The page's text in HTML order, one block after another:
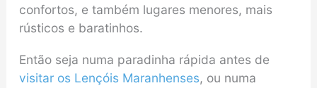
confortos, e também lugares menores, mais
rústicos e baratinhos.
Então seja numa paradinha rápida antes de
visitar os Lençóis Maranhenses, ou numa